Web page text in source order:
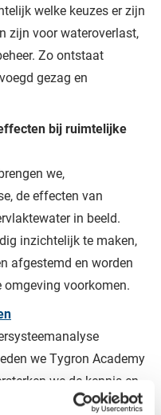
welke keuzes er zijn
zijn voor wateroverlast,
Zo ontstaat
gezag en
bij ruimtelijke
we,
de effecten van
in beeld.
inzichtelijk te maken,
afgestemd en worden
omgeving voorkomen.
we Tygron Academy
we de kennis en
zodat zij zelf